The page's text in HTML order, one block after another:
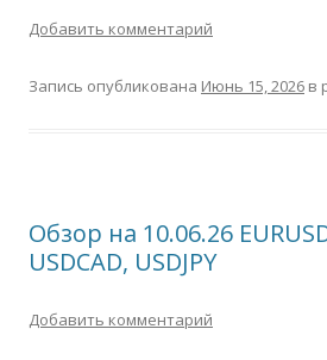
Добавить комментарий
Запись опубликована Июнь 15, 2026 в
Обзор на 10.06.26
USDCAD, USDJPY
Добавить комментарий